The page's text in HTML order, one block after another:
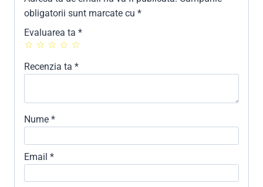
obligatorii sunt marcate cu *
Evaluarea ta *
Recenzia ta *
Nume *
Email *